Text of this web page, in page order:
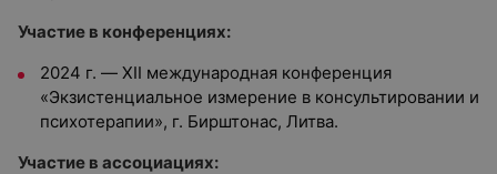
Участие в конференциях:
2024 г. — XII международная конференция
«Экзистенциальное измерение в консультировании и
психотерапии», г. Бирштонас, Литва.
Участие в ассоциациях: